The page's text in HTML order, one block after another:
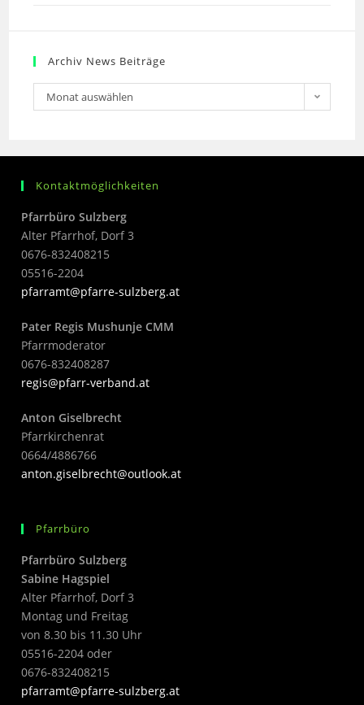
Archiv News Beiträge
Monat auswählen
Kontaktmöglichkeiten
Pfarrbüro Sulzberg
Alter Pfarrhof, Dorf 3
0676-832408215
05516-2204
pfarramt@pfarre-sulzberg.at
Pater Regis Mushunje CMM
Pfarrmoderator
0676-832408287
regis@pfarr-verband.at
Anton Giselbrecht
Pfarrkirchenrat
0664/4886766
anton.giselbrecht@outlook.at
Pfarrbüro
Pfarrbüro Sulzberg
Sabine Hagspiel
Alter Pfarrhof, Dorf 3
Montag und Freitag
von 8.30 bis 11.30 Uhr
05516-2204 oder
0676-832408215
pfarramt@pfarre-sulzberg.at